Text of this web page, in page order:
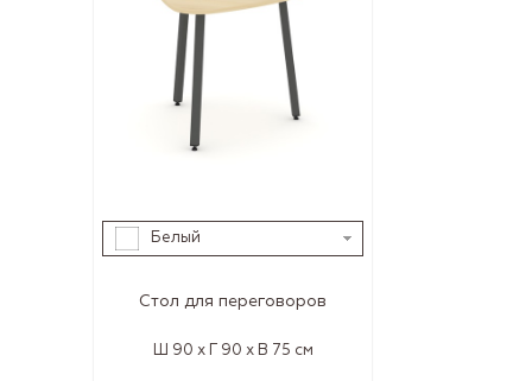
Белый
Стол для переговоров
Ш 90 x Г 90 x В 75 см